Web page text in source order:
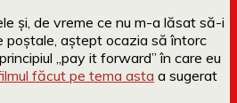
și, de vreme ce nu m-a lăsat să-i
poștale, aștept ocazia să întorc
„pay it forward” în care eu
făcut pe tema asta a sugerat